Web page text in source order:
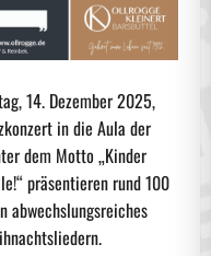
14. Dezember 2025,
in die Aula der
dem Motto „Kinder
präsentieren rund 100
abwechslungsreiches